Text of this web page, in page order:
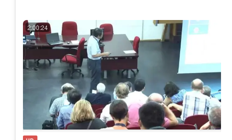
2:00:24